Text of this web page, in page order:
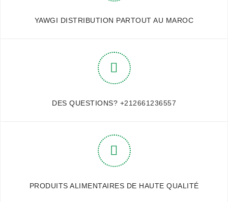
YAWGI DISTRIBUTION PARTOUT AU MAROC
DES QUESTIONS? +212661236557
PRODUITS ALIMENTAIRES DE HAUTE QUALITÉ